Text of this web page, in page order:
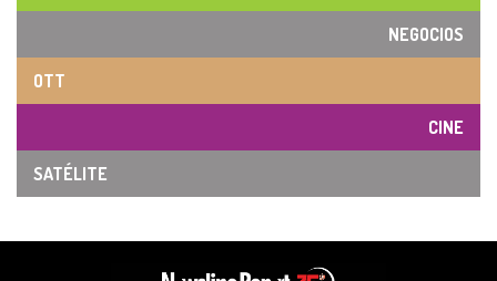
NEGOCIOS
OTT
CINE
SATÉLITE